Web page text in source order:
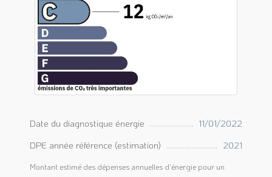
Date du diagnostique énergie
11/01/2022
DPE année référence (estimation)
2021
Montant estimé des dépenses annuelles d'énergie pour un